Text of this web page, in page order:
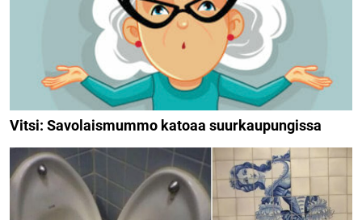
Vitsi: Savolaismummo katoaa suurkaupungissa